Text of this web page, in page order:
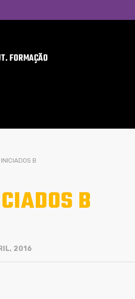
FORMAÇÃO
INICIADOS B
B
2016